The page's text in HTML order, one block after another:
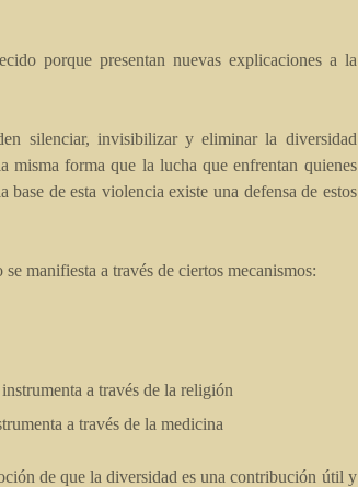
porque presentan nuevas explicaciones a la
silenciar, invisibilizar y eliminar la diversidad
misma forma que la lucha que enfrentan quienes
de esta violencia existe una defensa de estos
manifiesta a través de ciertos mecanismos:
a través de la religión
a través de la medicina
de que la diversidad es una contribución útil y